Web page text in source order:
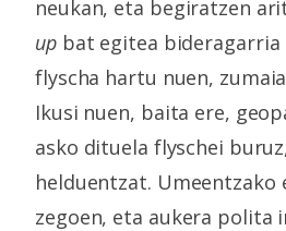
neukan, eta begiratzen
up bat egitea bideragarria
flyscha hartu nuen,
Ikusi nuen, baita ere,
asko dituela flyschei
helduentzat. Umeentzako
zegoen, eta aukera polita